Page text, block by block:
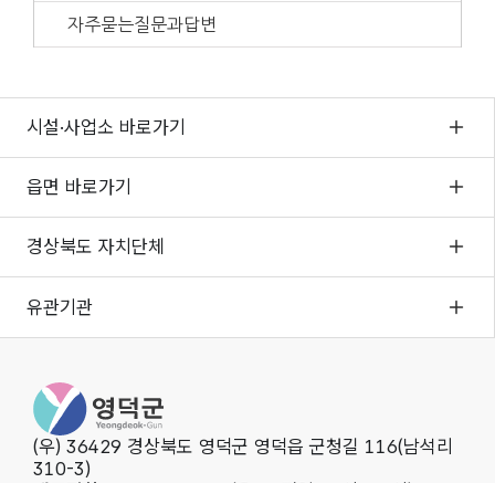
자주묻는질문과답변
시설·사업소 바로가기
읍면 바로가기
경상북도 자치단체
유관기관
영덕군청
(우) 36429 경상북도 영덕군 영덕읍 군청길 116(남석리
310-3)